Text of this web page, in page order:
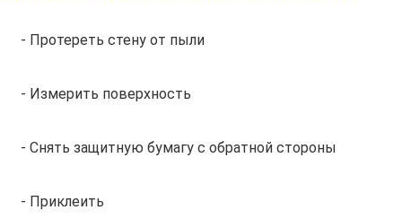
- Протереть стену от пыли
- Измерить поверхность
- Снять защитную бумагу с обратной стороны
- Приклеить